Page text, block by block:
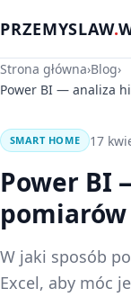
PRZEMYSLAW.
Strona główna›Blog›
Power BI — analiza
SMART HOME 17
Power BI
pomiarów
W jaki sposób
Excel, aby móc